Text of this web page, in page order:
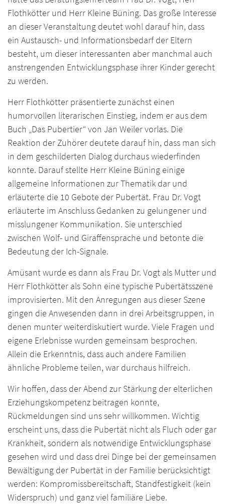
Flothkötter und Herr Kleine Büning. Das große Interesse
an dieser Veranstaltung deutet wohl darauf hin, dass
ein Austausch- und Informationsbedarf der Eltern
besteht, um dieser interessanten aber manchmal auch
anstrengenden Entwicklungsphase ihrer Kinder gerecht
zu werden.
Herr Flothkötter präsentierte zunächst einen
humorvollen literarischen Einstieg, indem er aus dem
Buch „Das Pubertier“ von Jan Weiler vorlas. Die
Reaktion der Zuhörer deutete darauf hin, dass man sich
in dem geschilderten Dialog durchaus wiederfinden
konnte. Darauf stellte Herr Kleine Büning einige
allgemeine Informationen zur Thematik dar und
erläuterte die 10 Gebote der Pubertät. Frau Dr. Vogt
erläuterte im Anschluss Gedanken zu gelungener und
misslungener Kommunikation. Sie unterschied
zwischen Wolf- und Giraffensprache und betonte die
Bedeutung der Ich-Signale.
Amüsant wurde es dann als Frau Dr. Vogt als Mutter und
Herr Flothkötter als Sohn eine typische Pubertätsszene
improvisierten. Mit den Anregungen aus dieser Szene
gingen die Anwesenden dann in drei Arbeitsgruppen, in
denen munter weiterdiskutiert wurde. Viele Fragen und
eigene Erlebnisse wurden gemeinsam besprochen.
Allein die Erkenntnis, dass auch andere Familien
ähnliche Probleme teilen, war durchaus hilfreich.
Wir hoffen, dass der Abend zur Stärkung der elterlichen
Erziehungskompetenz beitragen konnte,
Rückmeldungen sind uns sehr willkommen. Wichtig
erscheint uns, dass die Pubertät nicht als Fluch oder gar
Krankheit, sondern als notwendige Entwicklungsphase
gesehen wird und dass drei Dinge bei der gemeinsamen
Bewältigung der Pubertät in der Familie berücksichtigt
werden: Kompromissbereitschaft, Standfestigkeit (kein
Widerspruch) und ganz viel familiäre Liebe.